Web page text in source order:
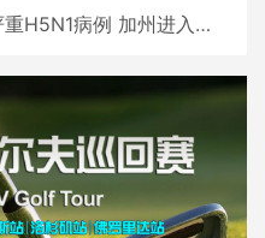
病例 加州进入紧急状态